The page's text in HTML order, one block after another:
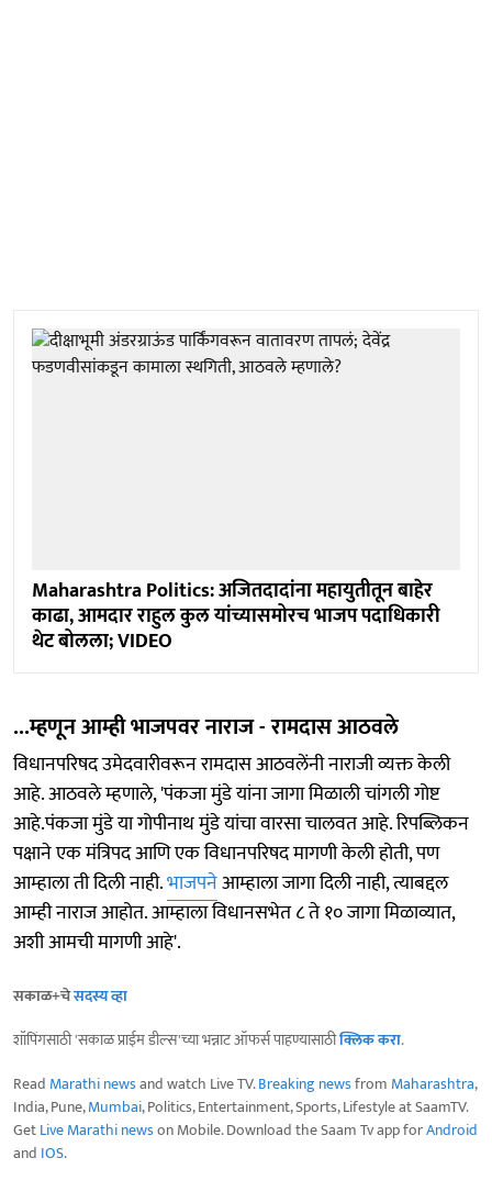
Maharashtra Politics: अजितदादांना महायुतीतून बाहेर
काढा, आमदार राहुल कुल यांच्यासमोरच भाजप पदाधिकारी
थेट बोलला; VIDEO
...म्हणून आम्ही भाजपवर नाराज - रामदास आठवले
विधानपरिषद उमेदवारीवरून रामदास आठवलेंनी नाराजी व्यक्त केली
आहे. आठवले म्हणाले, 'पंकजा मुंडे यांना जागा मिळाली चांगली गोष्ट
आहे.पंकजा मुंडे या गोपीनाथ मुंडे यांचा वारसा चालवत आहे. रिपब्लिकन
पक्षाने एक मंत्रिपद आणि एक विधानपरिषद मागणी केली होती, पण
आम्हाला ती दिली नाही.भाजपनेआम्हाला जागा दिली नाही, त्याबद्दल
आम्ही नाराज आहोत. आम्हाला विधानसभेत ८ ते १० जागा मिळाव्यात,
अशी आमची मागणी आहे'.
सकाळ+चेसदस्य व्हा
शॉपिंगसाठी 'सकाळ प्राईम डील्स'च्या भन्नाट ऑफर्स पाहण्यासाठीक्लिक करा.
Read Marathi newsand watch Live TV.Breaking newsfrom Maharashtra,
India, Pune,Mumbai, Politics, Entertainment, Sports, Lifestyle at SaamTV.
GetLive Marathi newson Mobile. Download the Saam Tv app forAndroid
and IOS.